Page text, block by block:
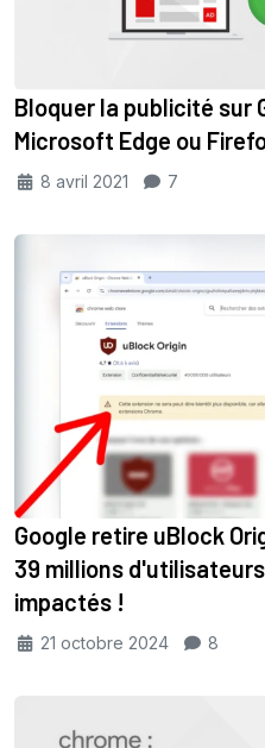
Bloquer la publicité sur
Microsoft Edge ou
8 avril 2021 7
Google retire uBlock
39 millions
impactés !
21 octobre 2024 8